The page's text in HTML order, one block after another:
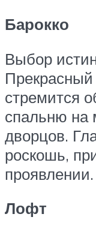
Барокко
Выбор
стремится
спальню на
дворцов.
роскошь,
проявлении.
Лофт